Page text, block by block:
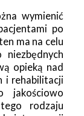
wymienić
po
ma na celu
opieką nad
i rehabilitacji
jakościowo
rodzaju